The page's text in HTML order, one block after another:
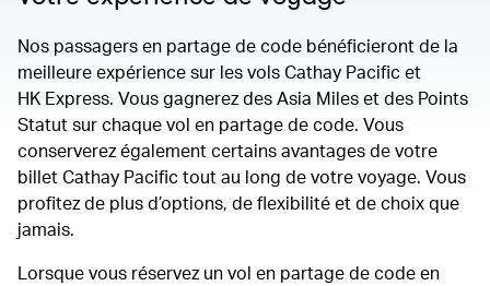
Nos passagers en partage de code bénéficieront de la
meilleure expérience sur les vols Cathay Pacific et
HK Express. Vous gagnerez des Asia Miles et des Points
Statut sur chaque vol en partage de code. Vous
conserverez également certains avantages de votre
billet Cathay Pacific tout au long de votre voyage. Vous
profitez de plus d’options, de flexibilité et de choix que
jamais.
Lorsque vous réservez un vol en partage de code en